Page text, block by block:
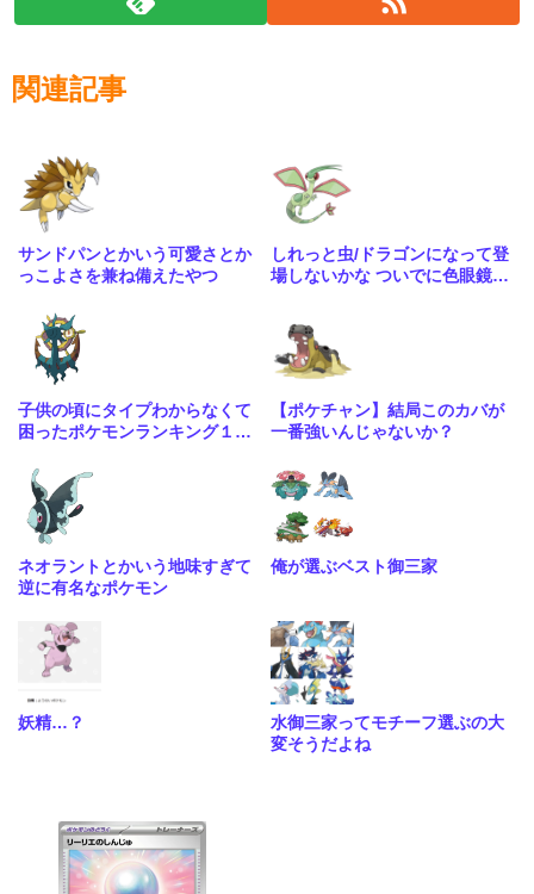
関連記事
サンドパンとかいう可愛さとか
っこよさを兼ね備えたやつ
しれっと虫/ドラゴンになって登
場しないかな ついでに色眼鏡辺
子供の頃にタイプわからなくて
困ったポケモンランキング１位
【ポケチャン】結局このカバが
一番強いんじゃないか？
ネオラントとかいう地味すぎて
逆に有名なポケモン
俺が選ぶベスト御三家
妖精…？
水御三家ってモチーフ選ぶの大
変そうだよね